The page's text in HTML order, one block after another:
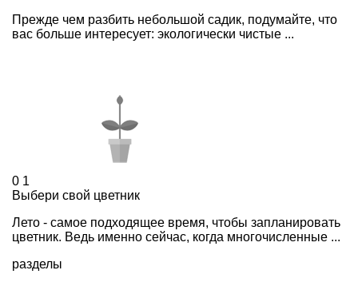
Прежде чем разбить небольшой садик, подумайте, что
вас больше интересует: экологически чистые ...
0 1
Выбери свой цветник
Лето - самое подходящее время, чтобы запланировать
цветник. Ведь именно сейчас, когда многочисленные ...
разделы